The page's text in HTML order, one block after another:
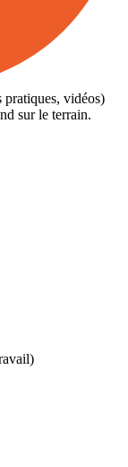
pratiques, vidéos)
sur le terrain.